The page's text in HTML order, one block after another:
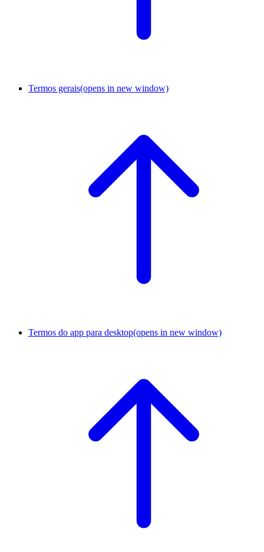
Termos gerais(opens in new window)
Termos do app para desktop(opens in new window)